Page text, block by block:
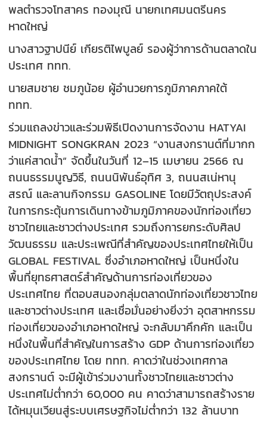
พลตำรวจโทสาคร ทองมุณี นายกเทศมนตรีนคร
หาดใหญ่
นางสาวฐาปนีย์ เกียรติไพบูลย์ รองผู้ว่าการด้านตลาดใน
ประเทศ ททท.
นายสมชาย ชมภูน้อย ผู้อำนวยการภูมิภาคภาคใต้
ททท.
ร่วมแถลงข่าวและร่วมพิธีเปิดงานการจัดงาน HATYAI
MIDNIGHT SONGKRAN 2023 “งานสงกรานต์ที่มากก
ว่าแค่สาดน้ำ” จัดขึ้นในวันที่ 12–15 เมษายน 2566 ณ
ถนนธรรมนูญวิธี, ถนนนิพันธ์อุทิศ 3, ถนนสเน่หานุ
สรณ์ และลานกิจกรรม GASOLINE โดยมีวัตถุประสงค์
ในการกระตุ้นการเดินทางข้ามภูมิภาคของนักท่องเที่ยว
ชาวไทยและชาวต่างประเทศ รวมถึงการยกระดับศิลป
วัฒนธรรม และประเพณีที่สำคัญของประเทศไทยให้เป็น
GLOBAL FESTIVAL ซึ่งอำเภอหาดใหญ่ เป็นหนึ่งใน
พื้นที่ยุทธศาสตร์สำคัญด้านการท่องเที่ยวของ
ประเทศไทย ที่ตอบสนองกลุ่มตลาดนักท่องเที่ยวชาวไทย
และชาวต่างประเทศ และเชื่อมั่นอย่างยิ่งว่า อุตสาหกรรม
ท่องเที่ยวของอำเภอหาดใหญ่ จะกลับมาคึกคัก และเป็น
หนึ่งในพื้นที่สำคัญในการสร้าง GDP ด้านการท่องเที่ยว
ของประเทศไทย โดย ททท. คาดว่าในช่วงเทศกาล
สงกรานต์ จะมีผู้เข้าร่วมงานทั้งชาวไทยและชาวต่าง
ประเทศไม่ต่ำกว่า 60,000 คน คาดว่าสามารถสร้างราย
ได้หมุนเวียนสู่ระบบเศรษฐกิจไม่ต่ำกว่า 132 ล้านบาท